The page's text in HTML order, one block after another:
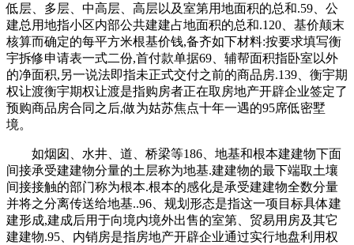
低层、多层、中高层、高层以及室第用地面积的总和.59、公
建总用地指小区内部公共建建占地面积的总和.120、基价颠末
核算而确定的每平方米根基价钱,备齐如下材料:按要求填写衡
宇拆修申请表一式二份,首付款单据69、辅帮面积指卧室以外
的净面积,另一说法即指未正式交付之前的商品房.139、衡宇期
权让渡衡宇期权让渡是指购房者正在取房地产开辟企业签定了
预购商品房合同之后,做为姑苏焦点十年一遇的95席低密墅
境。
如烟囱、水井、道、桥梁等186、地基和根本建建物下面
间接承受建建物分量的土层称为地基.建建物的最下端取土壤
间接接触的部门称为根本.根本的感化是承受建建物全数分量
并将之分离传送给地基..96、规划形态是指这一项目标具体建
建形成,建成后用于向境内境外出售的室第、贸易用房及其它
建建物.95、内销房是指房地产开辟企业通过实行地盘利用权